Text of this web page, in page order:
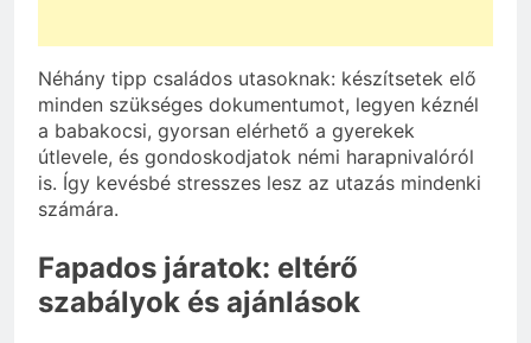
Néhány tipp családos utasoknak: készítsetek elő
minden szükséges dokumentumot, legyen kéznél
a babakocsi, gyorsan elérhető a gyerekek
útlevele, és gondoskodjatok némi harapnivalóról
is. Így kevésbé stresszes lesz az utazás mindenki
számára.
Fapados járatok: eltérő
szabályok és ajánlások